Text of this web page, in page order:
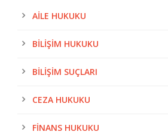
AILE HUKUKU
BILIŞIM HUKUKU
BILIŞIM SUÇLARI
CEZA HUKUKU
FINANS HUKUKU